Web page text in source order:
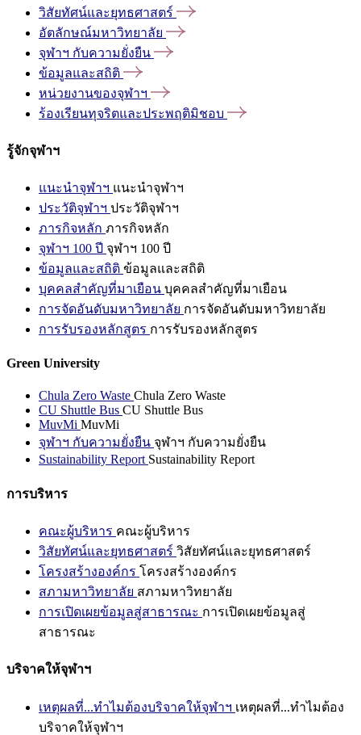
วิสัยทัศน์และยุทธศาสตร์
อัตลักษณ์มหาวิทยาลัย
จุฬาฯ กับความยั่งยืน
ข้อมูลและสถิติ
หน่วยงานของจุฬาฯ
ร้องเรียนทุจริตและประพฤติมิชอบ
รู้จักจุฬาฯ
แนะนำจุฬาฯ แนะนำจุฬาฯ
ประวัติจุฬาฯ ประวัติจุฬาฯ
ภารกิจหลัก ภารกิจหลัก
จุฬาฯ 100 ปี จุฬาฯ 100 ปี
ข้อมูลและสถิติ ข้อมูลและสถิติ
บุคคลสำคัญที่มาเยือน บุคคลสำคัญที่มาเยือน
การจัดอันดับมหาวิทยาลัย การจัดอันดับมหาวิทยาลัย
การรับรองหลักสูตร การรับรองหลักสูตร
Green University
Chula Zero Waste Chula Zero Waste
CU Shuttle Bus CU Shuttle Bus
MuvMi MuvMi
จุฬาฯ กับความยั่งยืน จุฬาฯ กับความยั่งยืน
Sustainability Report Sustainability Report
การบริหาร
คณะผู้บริหาร คณะผู้บริหาร
วิสัยทัศน์และยุทธศาสตร์ วิสัยทัศน์และยุทธศาสตร์
โครงสร้างองค์กร โครงสร้างองค์กร
สภามหาวิทยาลัย สภามหาวิทยาลัย
การเปิดเผยข้อมูลสู่สาธารณะ การเปิดเผยข้อมูลสู่
สาธารณะ
บริจาคให้จุฬาฯ
เหตุผลที่...ทำไมต้องบริจาคให้จุฬาฯ เหตุผลที่...ทำไมต้อง
บริจาคให้จุฬาฯ